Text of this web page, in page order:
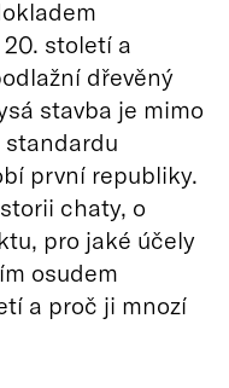
století a
dřevěný
stavba je mimo
první republiky.
chaty, o
pro jaké účely
osudem
a proč ji mnozí